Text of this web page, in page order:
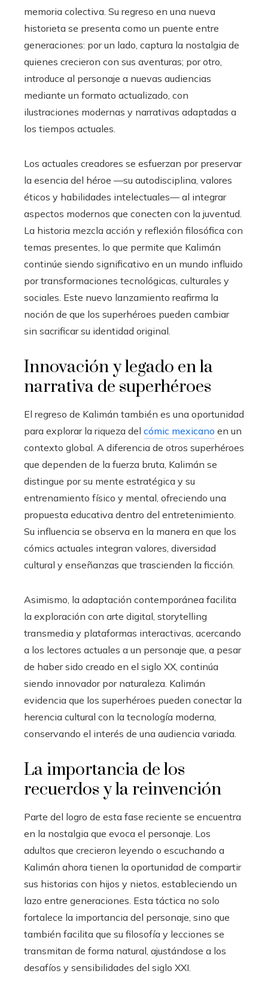
memoria colectiva. Su regreso en una nueva
historieta se presenta como un puente entre
generaciones: por un lado, captura la nostalgia de
quienes crecieron con sus aventuras; por otro,
introduce al personaje a nuevas audiencias
mediante un formato actualizado, con
ilustraciones modernas y narrativas adaptadas a
los tiempos actuales.
Los actuales creadores se esfuerzan por preservar
la esencia del héroe —su autodisciplina, valores
éticos y habilidades intelectuales— al integrar
aspectos modernos que conecten con la juventud.
La historia mezcla acción y reflexión filosófica con
temas presentes, lo que permite que Kalimán
continúe siendo significativo en un mundo influido
por transformaciones tecnológicas, culturales y
sociales. Este nuevo lanzamiento reafirma la
noción de que los superhéroes pueden cambiar
sin sacrificar su identidad original.
Innovación y legado en la
narrativa de superhéroes
El regreso de Kalimán también es una oportunidad
para explorar la riqueza del cómic mexicano en un
contexto global. A diferencia de otros superhéroes
que dependen de la fuerza bruta, Kalimán se
distingue por su mente estratégica y su
entrenamiento físico y mental, ofreciendo una
propuesta educativa dentro del entretenimiento.
Su influencia se observa en la manera en que los
cómics actuales integran valores, diversidad
cultural y enseñanzas que trascienden la ficción.
Asimismo, la adaptación contemporánea facilita
la exploración con arte digital, storytelling
transmedia y plataformas interactivas, acercando
a los lectores actuales a un personaje que, a pesar
de haber sido creado en el siglo XX, continúa
siendo innovador por naturaleza. Kalimán
evidencia que los superhéroes pueden conectar la
herencia cultural con la tecnología moderna,
conservando el interés de una audiencia variada.
La importancia de los
recuerdos y la reinvención
Parte del logro de esta fase reciente se encuentra
en la nostalgia que evoca el personaje. Los
adultos que crecieron leyendo o escuchando a
Kalimán ahora tienen la oportunidad de compartir
sus historias con hijos y nietos, estableciendo un
lazo entre generaciones. Esta táctica no solo
fortalece la importancia del personaje, sino que
también facilita que su filosofía y lecciones se
transmitan de forma natural, ajustándose a los
desafíos y sensibilidades del siglo XXI.